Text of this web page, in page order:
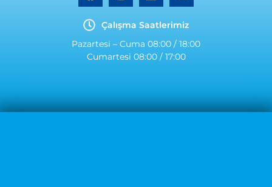
Çalışma Saatlerimiz
Pazartesi – Cuma 08:00 / 18:00
Cumartesi 08:00 / 17:00